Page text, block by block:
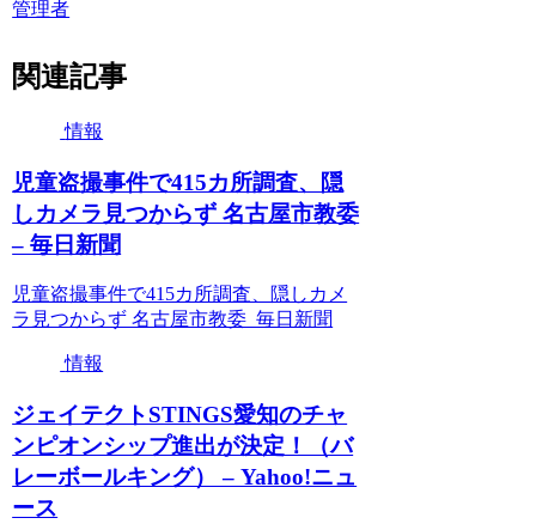
管理者
関連記事
情報
児童盗撮事件で415カ所調査、隠
しカメラ見つからず 名古屋市教委
– 毎日新聞
児童盗撮事件で415カ所調査、隠しカメ
ラ見つからず 名古屋市教委 毎日新聞
情報
ジェイテクトSTINGS愛知のチャ
ンピオンシップ進出が決定！（バ
レーボールキング） – Yahoo!ニュ
ース